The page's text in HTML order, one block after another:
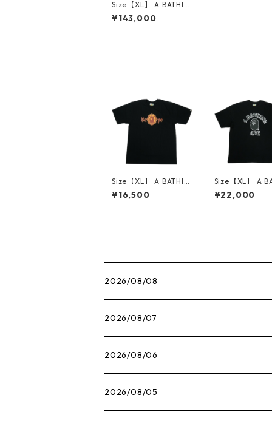
Size【XL】 A BATHIN
G APE ア ベイシング
エイプ LOS ANGELES
¥143,000
Size【XL】 A BATHIN
G APE ア ベイシング
エイプ BAPE OLD EN
¥16,500
Size【XL】 A
G APE ア ベイ
エイプ HAND
¥22,000
2026/08/08
2026/08/07
2026/08/06
2026/08/05